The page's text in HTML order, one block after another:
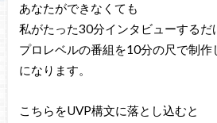
あなたができなくても
私がたった30分インタビューするだ
プロレベルの番組を10分の尺で制作
になります。
こちらをUVP構文に落とし込むと